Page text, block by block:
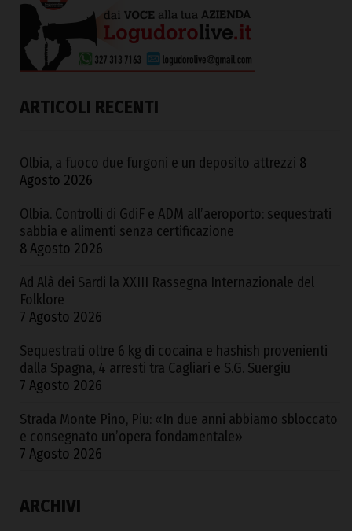
ARTICOLI RECENTI
Olbia, a fuoco due furgoni e un deposito attrezzi 8
Agosto 2026
Olbia. Controlli di GdiF e ADM all’aeroporto: sequestrati
sabbia e alimenti senza certificazione
8 Agosto 2026
Ad Alà dei Sardi la XXIII Rassegna Internazionale del
Folklore
7 Agosto 2026
Sequestrati oltre 6 kg di cocaina e hashish provenienti
dalla Spagna, 4 arresti tra Cagliari e S.G. Suergiu
7 Agosto 2026
Strada Monte Pino, Piu: «In due anni abbiamo sbloccato
e consegnato un’opera fondamentale»
7 Agosto 2026
ARCHIVI